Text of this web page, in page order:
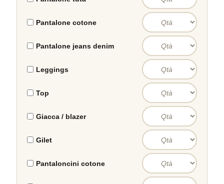
Pantalone cotone
Pantalone jeans denim
Leggings
Top
Giacca / blazer
Gilet
Pantaloncini cotone